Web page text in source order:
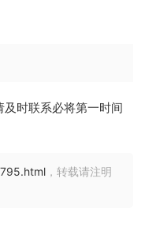
时联系必将第一时间
，转载请注明